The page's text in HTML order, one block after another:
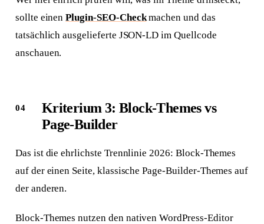
sollte einenPlugin-SEO-Checkmachen und das
tatsächlich ausgelieferte JSON-LD im Quellcode
anschauen.
Kriterium 3: Block-Themes vs
Page-Builder
Das ist die ehrlichste Trennlinie 2026: Block-Themes
auf der einen Seite, klassische Page-Builder-Themes auf
der anderen.
Block-Themes nutzen den nativen WordPress-Editor